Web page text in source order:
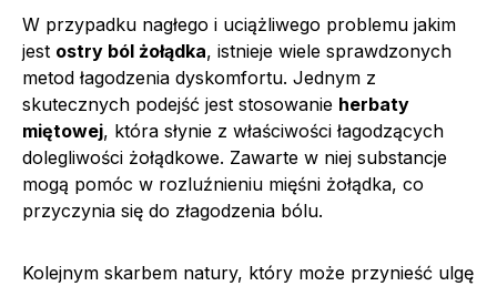
W przypadku nagłego i uciążliwego problemu jakim
jest ostry ból żołądka, istnieje wiele sprawdzonych
metod łagodzenia dyskomfortu. Jednym z
skutecznych podejść jest stosowanie herbaty
miętowej, która słynie z właściwości łagodzących
dolegliwości żołądkowe. Zawarte w niej substancje
mogą pomóc w rozluźnieniu mięśni żołądka, co
przyczynia się do złagodzenia bólu.
Kolejnym skarbem natury, który może przynieść ulgę